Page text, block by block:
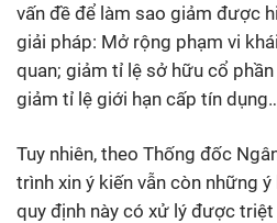
vấn đề để làm sao giảm được
giải pháp: Mở rộng phạm vi
quan; giảm tỉ lệ sở hữu cổ
giảm tỉ lệ giới hạn cấp tín
Tuy nhiên, theo Thống đốc
trình xin ý kiến vẫn còn những
quy định này có xử lý được